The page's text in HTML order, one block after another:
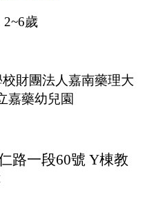
2~6歲
財團法人嘉南藥理大
嘉藥幼兒園
路一段60號 Y棟教